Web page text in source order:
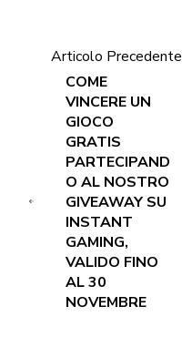
Articolo Precedente
COME
VINCERE UN
GIOCO
GRATIS
PARTECIPAND
O AL NOSTRO
GIVEAWAY SU
INSTANT
GAMING,
VALIDO FINO
AL 30
NOVEMBRE